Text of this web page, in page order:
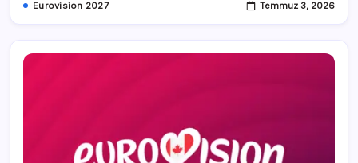
Eurovision 2027 Temmuz 3, 2026